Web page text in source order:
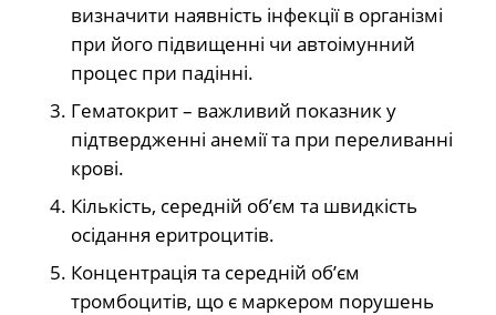
визначити наявність інфекції в організмі
при його підвищенні чи автоімунний
процес при падінні.
Гематокрит – важливий показник у
підтвердженні анемії та при переливанні
крові.
Кількість, середній об’єм та швидкість
осідання еритроцитів.
Концентрація та середній об’єм
тромбоцитів, що є маркером порушень